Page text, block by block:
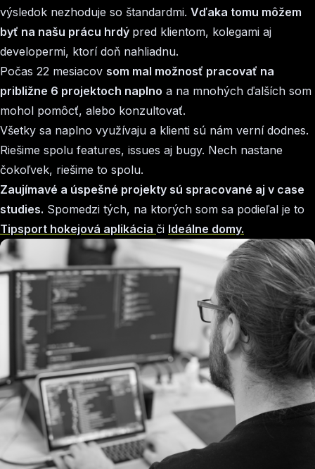
výsledok nezhoduje so štandardmi. Vďaka tomu môžem
byť na našu prácu hrdý pred klientom, kolegami aj
developermi, ktorí doň nahliadnu.
Počas 22 mesiacov som mal možnosť pracovať na
približne 6 projektoch naplno a na mnohých ďalších som
mohol pomôcť, alebo konzultovať.
Všetky sa naplno využívaju a klienti sú nám verní dodnes.
Riešime spolu features, issues aj bugy. Nech nastane
čokoľvek, riešime to spolu.
Zaujímavé a úspešné projekty sú spracované aj v case
studies. Spomedzi tých, na ktorých som sa podieľal je to
Tipsport hokejová aplikácia či Ideálne domy.